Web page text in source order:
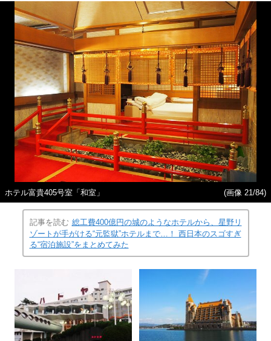
ホテル富貴405号室「和室」 (画像 21/84)
記事を読む 総工費400億円の城のようなホテルから、星野リ
ゾートが手がける“元監獄”ホテルまで…！ 西日本のスゴすぎ
る“宿泊施設”をまとめてみた